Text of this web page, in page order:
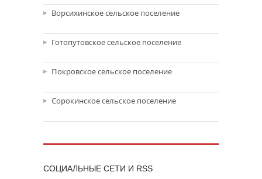
Ворсихинское сельское поселение
Готопутовское сельское поселение
Покровское сельское поселение
Сорокинское сельское поселение
CОЦИАЛЬНЫЕ СЕТИ И RSS